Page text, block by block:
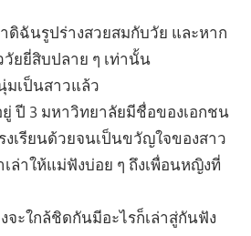
ดิฉันรูปร่างสวยสมกับวัย และหาก
ยยี่สิบปลาย ๆ เท่านั้น
เป็นสาวแล้ว
ปี 3 มหาวิทยาลัยมีชื่อของเอกชน
งเรียนด้วยจนเป็นขวัญใจของสาว
เล่าให้แม่ฟังบ่อย ๆ ถึงเพื่อนหญิงที่
จะใกล้ชิดกันมีอะไรก็เล่าสู่กันฟัง